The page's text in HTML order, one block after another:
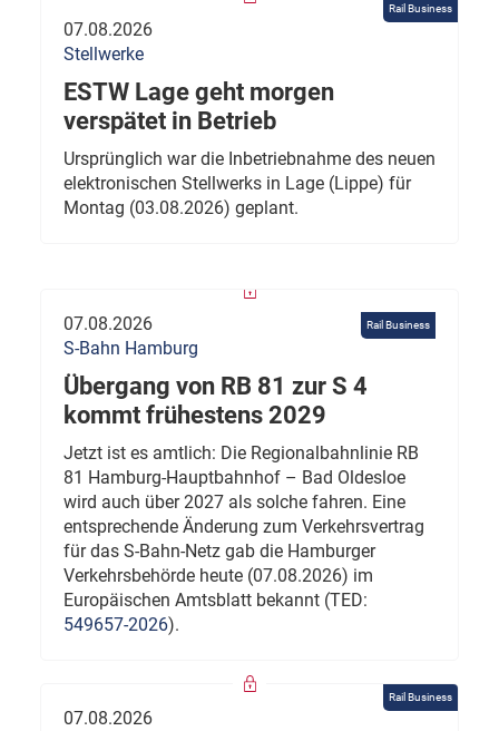
Rail Business
07.08.2026
Stellwerke
ESTW Lage geht morgen
verspätet in Betrieb
Ursprünglich war die Inbetriebnahme des neuen
elektronischen Stellwerks in Lage (Lippe) für
Montag (03.08.2026) geplant.
Rail Business
07.08.2026
S-Bahn Hamburg
Übergang von RB 81 zur S 4
kommt frühestens 2029
Jetzt ist es amtlich: Die Regionalbahnlinie RB
81 Hamburg-Hauptbahnhof – Bad Oldesloe
wird auch über 2027 als solche fahren. Eine
entsprechende Änderung zum Verkehrsvertrag
für das S-Bahn-Netz gab die Hamburger
Verkehrsbehörde heute (07.08.2026) im
Europäischen Amtsblatt bekannt (TED:
549657-2026).
Rail Business
07.08.2026